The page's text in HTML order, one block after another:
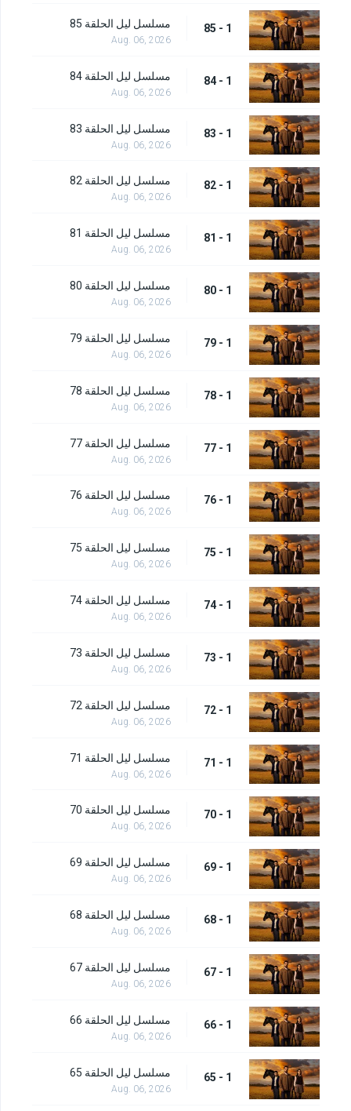
1 - 85 مسلسل ليل الحلقة 85
Aug. 06, 2026
1 - 84 مسلسل ليل الحلقة 84
Aug. 06, 2026
1 - 83 مسلسل ليل الحلقة 83
Aug. 06, 2026
1 - 82 مسلسل ليل الحلقة 82
Aug. 06, 2026
1 - 81 مسلسل ليل الحلقة 81
Aug. 06, 2026
1 - 80 مسلسل ليل الحلقة 80
Aug. 06, 2026
1 - 79 مسلسل ليل الحلقة 79
Aug. 06, 2026
1 - 78 مسلسل ليل الحلقة 78
Aug. 06, 2026
1 - 77 مسلسل ليل الحلقة 77
Aug. 06, 2026
1 - 76 مسلسل ليل الحلقة 76
Aug. 06, 2026
1 - 75 مسلسل ليل الحلقة 75
Aug. 06, 2026
1 - 74 مسلسل ليل الحلقة 74
Aug. 06, 2026
1 - 73 مسلسل ليل الحلقة 73
Aug. 06, 2026
1 - 72 مسلسل ليل الحلقة 72
Aug. 06, 2026
1 - 71 مسلسل ليل الحلقة 71
Aug. 06, 2026
1 - 70 مسلسل ليل الحلقة 70
Aug. 06, 2026
1 - 69 مسلسل ليل الحلقة 69
Aug. 06, 2026
1 - 68 مسلسل ليل الحلقة 68
Aug. 06, 2026
1 - 67 مسلسل ليل الحلقة 67
Aug. 06, 2026
1 - 66 مسلسل ليل الحلقة 66
Aug. 06, 2026
1 - 65 مسلسل ليل الحلقة 65
Aug. 06, 2026